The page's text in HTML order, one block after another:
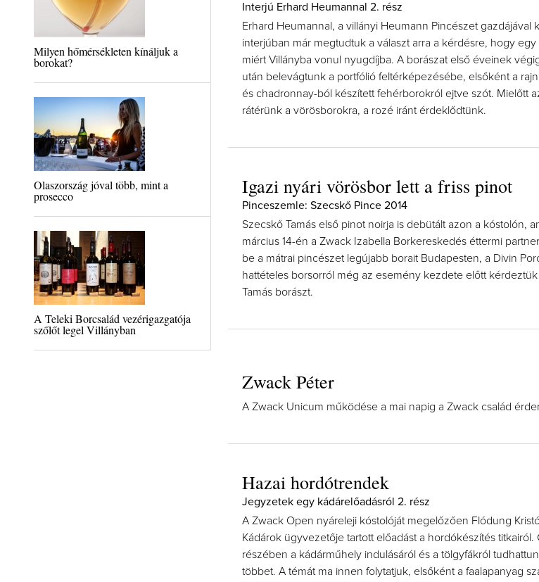
Milyen hőmérsékleten kínáljuk a
borokat?
Olaszország jóval több, mint a
prosecco
A Teleki Borcsalád vezérigazgatója
szőlőt legel Villányban
Interjú Erhard Heumannal 2. rész
Erhard Heumannal, a villányi Heumann Pincészet gazdájával
interjúban már megtudtuk a választ arra a kérdésre, hogy egy
miért Villányba vonul nyugdíjba. A borászat első éveinek
után belevágtunk a portfólió feltérképezésébe, elsőként a
és chadronnay-ból készített fehérborokról ejtve szót. Mielőtt
rátérünk a vörösborokra, a rozé iránt érdeklődtünk.
Igazi nyári vörösbor lett a friss pinot
Pinceszemle: Szecskő Pince 2014
Szecskő Tamás első pinot noirja is debütált azon a kóstolón,
március 14-én a Zwack Izabella Borkereskedés éttermi
be a mátrai pincészet legújabb borait Budapesten, a Divin
hattételes borsorról még az esemény kezdete előtt
Tamás borászt.
Zwack Péter
A Zwack Unicum működése a mai napig a Zwack család
Hazai hordótrendek
Jegyzetek egy kádárelőadásról 2. rész
A Zwack Open nyáreleji kóstolóját megelőzően Flódung
Kádárok ügyvezetője tartott előadást a hordókészítés titkairól.
részében a kádárműhely indulásáról és a tölgyfákról
többet. A témát ma innen folytatjuk, elsőként a faalapanyag